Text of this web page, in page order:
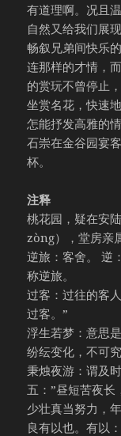
有道理啊。况且
自然又给我们展
畅叙兄弟间快乐
连那样的才情，
的赏玩不曾停止
坐赏名花，快速
怎能抒发高雅的
石崇在金谷园宴
杯。
注释
桃花园，疑在安
zòng），堂房亲
逆旅：客舍。 逆
称逆旅。
过客：过往的客
过客。”
浮生若梦：意思
纷纭变化，不可究
秉烛夜游：谓及
五：”昼短苦夜长
少壮真当努力，
良有以也。有以